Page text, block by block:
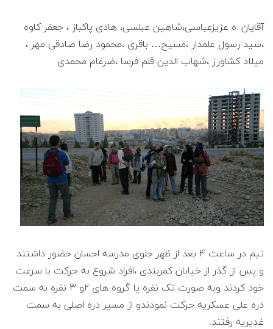
آقایان :ه عزیزعباسی،شاهین عبلسی، هادی پاکباز ، جعفر کاوه
،سید رسول علمدار ،مسیح… باقری ،محمود رضا صادقی مهر ،
میلاد کشاورز ،شهاب الدین قلم فرسا ،ضرغام محمدی
تیم در ساعت 4 بعد از ظهر جلوی مدرسه احسان حضور داشتند
و پس از گذر از خیابان کمربندی ،افراد شروع به حرکت با سرعت
خود کردند وبه صورت تک نفره یا گروه های 2و 3 نفره به سمت
دره علی عسکریه حرکت نمودندو از مسیر دره اصلی به سمت
غدیریه رفتند.